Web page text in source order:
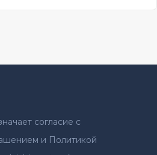
согласие с
и Политикой